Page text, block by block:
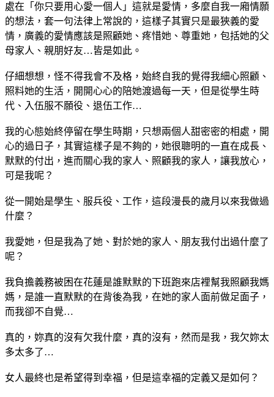
處在「你只要用心愛一個人」這就是愛情，多麼自我一廂情願
的想法，套一句法律上常說的，這樣子其實只是最狹義的愛
情，廣義的愛情應該是照顧她、疼惜她、尊重她，包括她的父
母家人、親朋好友…皆是如此。
仔細想想，怪不得我會不及格，始終自我的覺得我細心照顧、
照料她的生活，開開心心的陪她渡過每一天，但是從學生時
代、入伍服不願役、退伍工作…
我的心態始終停留在學生時期，只想兩個人甜密密的相處，開
心的過日子，其實這樣子是不夠的，她很聰明的一直在成長、
默默的付出，進而關心我的家人、照顧我的家人，讓我放心，
可是我呢？
從一開始是學生、服兵役、工作，這段漫長的歲月以來我做過
什麼？
我愛她，但是我為了她、對於她的家人、朋友我付出過什麼了
呢？
我負擔義務被困在花蓮是誰默默的下班跑來店裡幫我照顧我媽
媽，是誰一直默默的在背後為我，在她的家人面前做足面子，
而我卻不自覺…
真的，妳真的沒有欠我什麼，真的沒有，然而是我，我欠妳太
多太多了…
女人最終也是希望得到幸福，但是這幸福的定義又是如何？